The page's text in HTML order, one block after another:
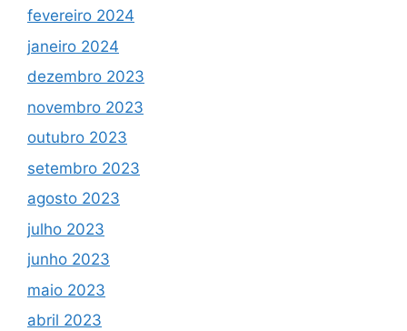
fevereiro 2024
janeiro 2024
dezembro 2023
novembro 2023
outubro 2023
setembro 2023
agosto 2023
julho 2023
junho 2023
maio 2023
abril 2023